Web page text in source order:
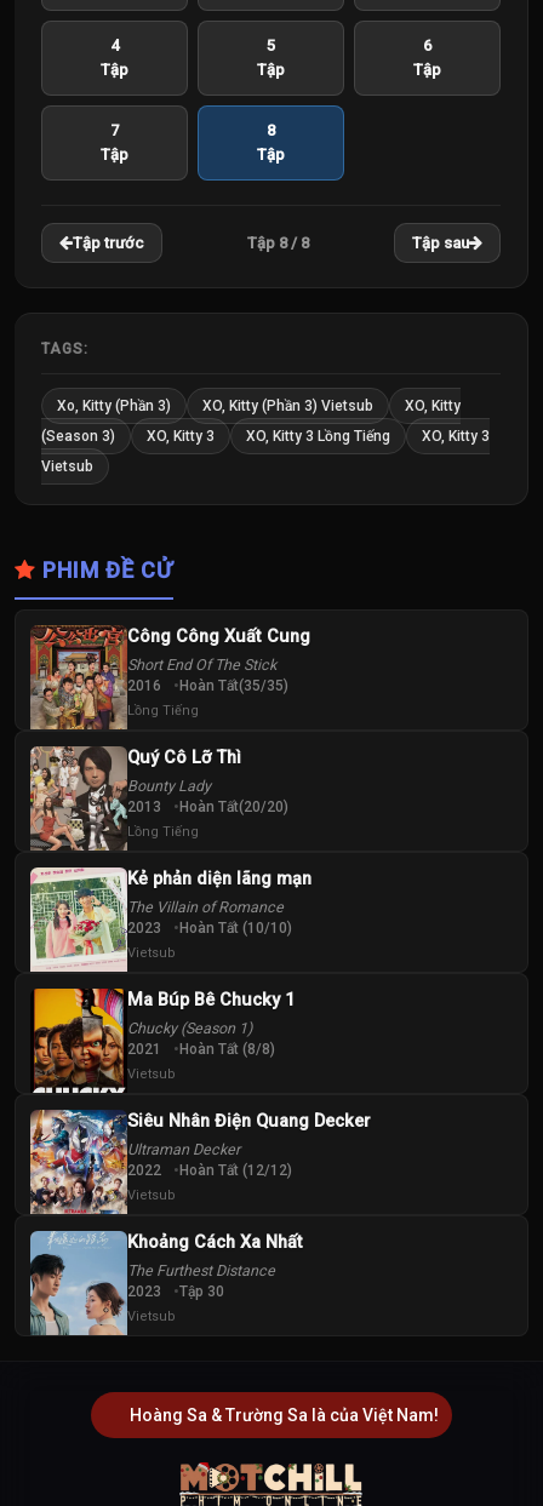
4
Tập
5
Tập
6
Tập
7
Tập
8
Tập
Tập trước Tập 8 / 8 Tập sau
TAGS:
Xo, Kitty (Phần 3) XO, Kitty (Phần 3) Vietsub
XO, Kitty
(Season 3)
XO, Kitty 3 XO, Kitty 3 Lồng Tiếng
XO, Kitty 3
Vietsub
PHIM ĐỀ CỬ
Công Công Xuất Cung
Short End Of The Stick
2016 Hoàn Tất(35/35)
Lồng Tiếng
Quý Cô Lỡ Thì
Bounty Lady
2013 Hoàn Tất(20/20)
Lồng Tiếng
Kẻ phản diện lãng mạn
The Villain of Romance
2023 Hoàn Tất (10/10)
Vietsub
Ma Búp Bê Chucky 1
Chucky (Season 1)
2021 Hoàn Tất (8/8)
Vietsub
Siêu Nhân Điện Quang Decker
Ultraman Decker
2022 Hoàn Tất (12/12)
Vietsub
Khoảng Cách Xa Nhất
The Furthest Distance
2023 Tập 30
Vietsub
Hoàng Sa & Trường Sa là của Việt Nam!